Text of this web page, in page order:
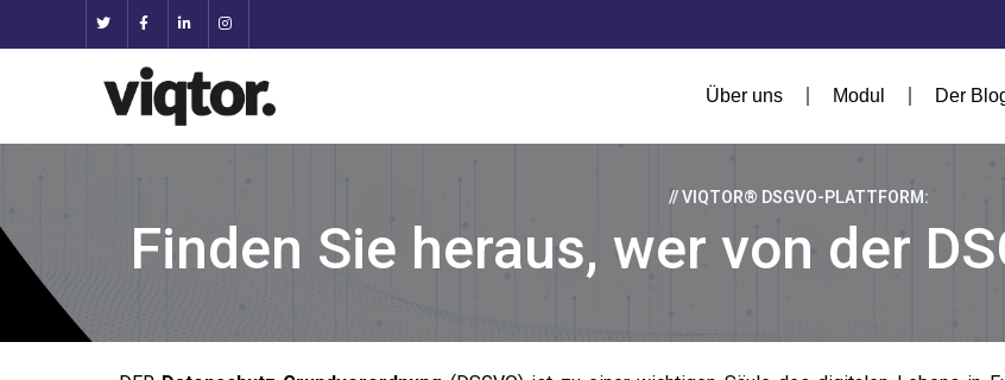
Über uns Modul Der
// VIQTOR® DSGVO-PLATTFORM:
Finden Sie heraus, wer von der